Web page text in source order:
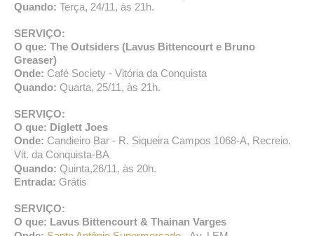
Quando: Terça, 24/11, às 21h.
SERVIÇO:
O que: The Outsiders (Lavus Bittencourt e Bruno
Greaser)
Onde: Café Society - Vitória da Conquista
Quando: Quarta, 25/11, às 21h.
SERVIÇO:
O que: Diglett Joes
Onde: Candieiro Bar - R. Siqueira Campos 1068-A, Recreio.
Vit. da Conquista-BA
Quando: Quinta,26/11, às 20h.
Entrada: Grátis
SERVIÇO:
O que: Lavus Bittencourt & Thainan Varges